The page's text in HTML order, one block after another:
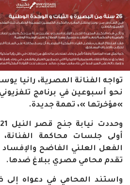
تواجه الفنانة المصرية، رانيا
نحو أسبوعين في برنامج
»مؤخرتها »، تهمة جديدة.
أولى جلسات محاكمة
الفعل العلني الفاضح والإفساد
تقدم محامي مصري ببلاغ ضدها.
واستند المحامي في دعواه